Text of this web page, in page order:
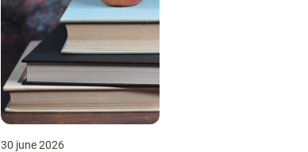
30 june 2026